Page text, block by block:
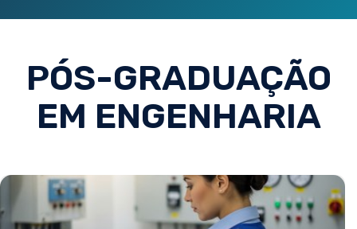
PÓS-GRADUAÇÃO
EM ENGENHARIA